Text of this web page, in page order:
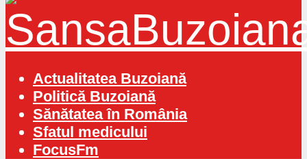
Actualitatea Buzoiană
Politică Buzoiană
Sănătatea în România
Sfatul medicului
FocusFm